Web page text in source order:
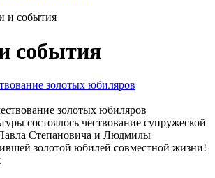
и события
события
золотых юбиляров
состоялось чествование супружеской
Степановича и Людмилы
золотой юбилей совместной жизни!